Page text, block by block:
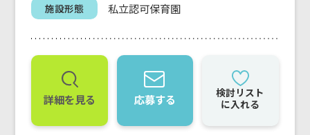
施設形態 私立認可保育園
詳細を見る 応募する
検討リスト
に入れる